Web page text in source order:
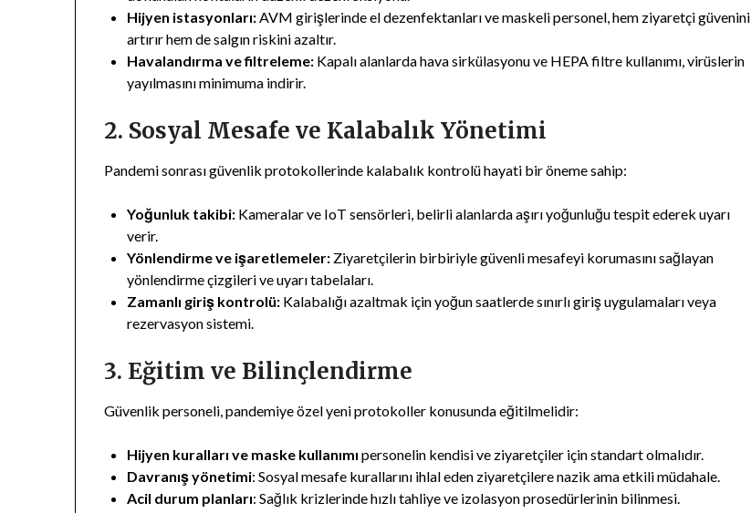
Hijyen istasyonları:AVM girişlerinde el dezenfektanları ve maskeli personel, hem ziyaretçi güvenini
artırır hem de salgın riskini azaltır.
Havalandırma ve filtreleme: Kapalı alanlarda hava sirkülasyonu ve HEPA filtre kullanımı, virüslerin
yayılmasını minimuma indirir.
2. Sosyal Mesafe ve Kalabalık Yönetimi
Pandemi sonrası güvenlik protokollerinde kalabalık kontrolü hayati bir öneme sahip:
Yoğunluk takibi: Kameralar ve IoT sensörleri, belirli alanlarda aşırı yoğunluğu tespit ederek uyarı
verir.
Yönlendirme ve işaretlemeler: Ziyaretçilerin birbiriyle güvenli mesafeyi korumasını sağlayan
yönlendirme çizgileri ve uyarı tabelaları.
Zamanlı giriş kontrolü: Kalabalığı azaltmak için yoğun saatlerde sınırlı giriş uygulamaları veya
rezervasyon sistemi.
3. Eğitim ve Bilinçlendirme
Güvenlik personeli, pandemiye özel yeni protokoller konusunda eğitilmelidir:
Hijyen kuralları ve maske kullanımı personelin kendisi ve ziyaretçiler için standart olmalıdır.
Davranış yönetimi: Sosyal mesafe kurallarını ihlal eden ziyaretçilere nazik ama etkili müdahale.
Acil durum planları: Sağlık krizlerinde hızlı tahliye ve izolasyon prosedürlerinin bilinmesi.